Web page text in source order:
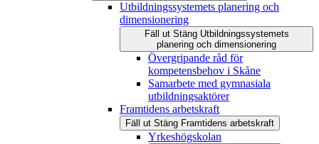
Utbildningssystemets planering och
dimensionering
Fäll ut Stäng Utbildningssystemets
planering och dimensionering
Övergripande råd för
kompetensbehov i Skåne
Samarbete med gymnasiala
utbildningsaktörer
Framtidens arbetskraft
Fäll ut Stäng Framtidens arbetskraft
Yrkeshögskolan